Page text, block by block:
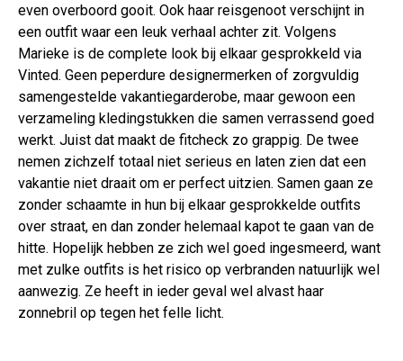
even overboord gooit. Ook haar reisgenoot verschijnt in
een outfit waar een leuk verhaal achter zit. Volgens
Marieke is de complete look bij elkaar gesprokkeld via
Vinted. Geen peperdure designermerken of zorgvuldig
samengestelde vakantiegarderobe, maar gewoon een
verzameling kledingstukken die samen verrassend goed
werkt. Juist dat maakt de fitcheck zo grappig. De twee
nemen zichzelf totaal niet serieus en laten zien dat een
vakantie niet draait om er perfect uitzien. Samen gaan ze
zonder schaamte in hun bij elkaar gesprokkelde outfits
over straat, en dan zonder helemaal kapot te gaan van de
hitte. Hopelijk hebben ze zich wel goed ingesmeerd, want
met zulke outfits is het risico op verbranden natuurlijk wel
aanwezig. Ze heeft in ieder geval wel alvast haar
zonnebril op tegen het felle licht.